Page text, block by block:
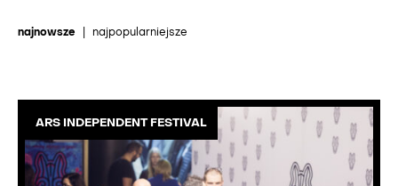
najnowsze najpopularniejsze
ARS INDEPENDENT FESTIVAL